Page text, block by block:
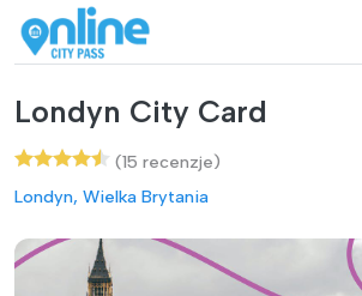
Londyn City Card
(15 recenzje)
Londyn, Wielka Brytania